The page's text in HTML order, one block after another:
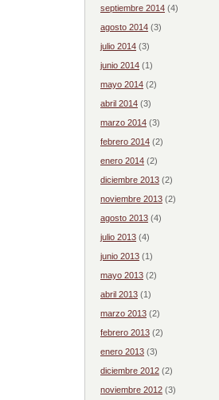
septiembre 2014 (4)
agosto 2014 (3)
julio 2014 (3)
junio 2014 (1)
mayo 2014 (2)
abril 2014 (3)
marzo 2014 (3)
febrero 2014 (2)
enero 2014 (2)
diciembre 2013 (2)
noviembre 2013 (2)
agosto 2013 (4)
julio 2013 (4)
junio 2013 (1)
mayo 2013 (2)
abril 2013 (1)
marzo 2013 (2)
febrero 2013 (2)
enero 2013 (3)
diciembre 2012 (2)
noviembre 2012 (3)